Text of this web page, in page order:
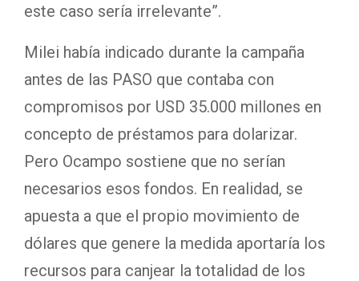
este caso sería irrelevante”.
Milei había indicado durante la campaña
antes de las PASO que contaba con
compromisos por USD 35.000 millones en
concepto de préstamos para dolarizar.
Pero Ocampo sostiene que no serían
necesarios esos fondos. En realidad, se
apuesta a que el propio movimiento de
dólares que genere la medida aportaría los
recursos para canjear la totalidad de los